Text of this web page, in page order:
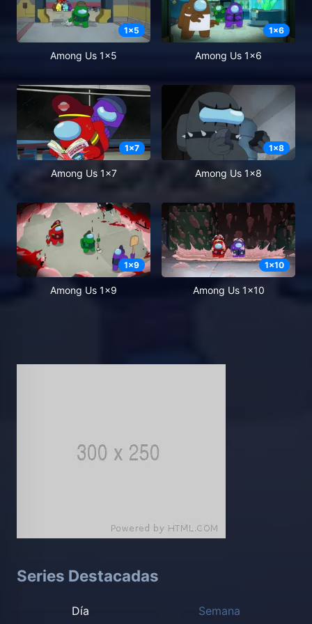
1x5
Among Us 1x5
1x6
Among Us 1x6
1x7
Among Us 1x7
1x8
Among Us 1x8
1x9
Among Us 1x9
1x10
Among Us 1x10
Series Destacadas
Día Semana